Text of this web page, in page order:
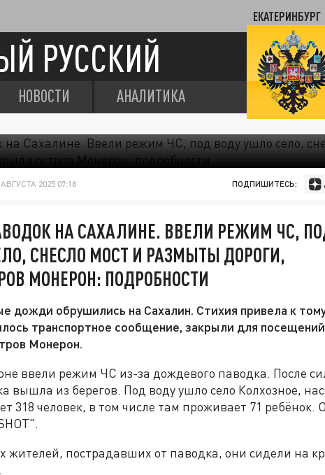
ЕКАТЕРИНБУРГ
РУССКИЙ
НОВОСТИ АНАЛИТИКА
АВГУСТА 2025 07:18 ПОДПИШИТЕСЬ:
НА САХАЛИНЕ. ВВЕЛИ РЕЖИМ ЧС,
СНЕСЛО МОСТ И РАЗМЫТЫ ДОРОГИ,
МОНЕРОН: ПОДРОБНОСТИ
дожди обрушились на Сахалин. Стихия привела к
транспортное сообщение, закрыли для
Монерон.
ввели режим ЧС из-за дождевого паводка. После
вышла из берегов. Под воду ушло село Колхозное,
318 человек, в том числе там проживает 71 ребёнок.
жителей, пострадавших от паводка, они сидели на